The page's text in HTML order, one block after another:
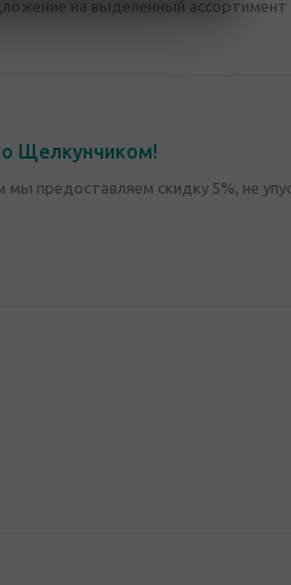
на выделенный
Щелкунчиком!
предоставляем скидку 5%, не